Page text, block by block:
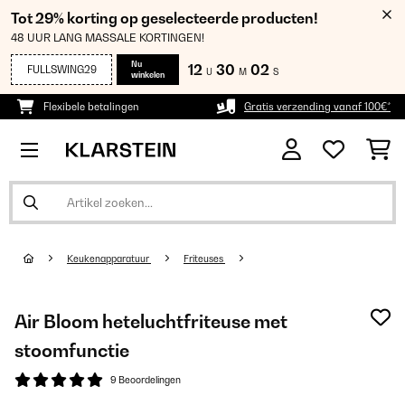
Tot 29% korting op geselecteerde producten!
48 UUR LANG MASSALE KORTINGEN!
FULLSWING29
Nu
winkelen
12 U 30 M 02 S
Flexibele betalingen Gratis verzending vanaf 100€*
Keukenapparatuur Friteuses
Air Bloom heteluchtfriteuse met
stoomfunctie
9 Beoordelingen